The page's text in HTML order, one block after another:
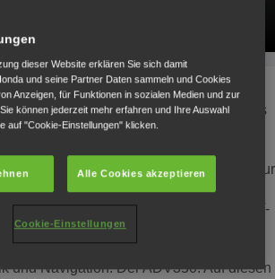
es, wenn du den ADV350 Scooter fährst.
trifft auf ein robustes, leichtgängiges
neue Hinterradaufhängung für mehr
ist der ADV350 nicht nur
funktional. Es geht aber nicht nur um
übersichtlichen 5-Zoll TFT-
der Fahrt stets alles im Blick und
Integration jederzeit Zugriff auf
und Navigation. Der ADV350. Auf diesen
dieser Website erklären Sie sich damit
und seine Partner Daten sammeln und Cookies
Anzeigen, für Funktionen in sozialen Medien und zur
können jederzeit mehr erfahren und Ihre Auswahl
auf "Cookie-Einstellungen" klicken.
Alle Cookies akzeptieren
Cookie-Einstellungen